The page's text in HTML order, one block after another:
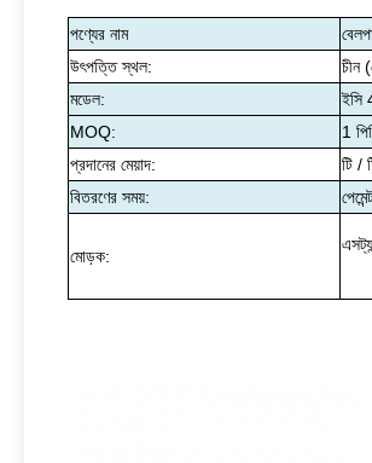
পণ্যের নাম
উৎপত্তি স্থল:
চীন
মডেল:
ইসি
MOQ:
1
প্রদানের মেয়াদ:
টি /
বিতরণের সময়:
মোড়ক:
এস